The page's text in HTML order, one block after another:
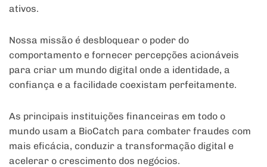
ativos.
Nossa missão é desbloquear o poder do
comportamento e fornecer percepções acionáveis
para criar um mundo digital onde a identidade, a
confiança e a facilidade coexistam perfeitamente.
As principais instituições financeiras em todo o
mundo usam a BioCatch para combater fraudes com
mais eficácia, conduzir a transformação digital e
acelerar o crescimento dos negócios.